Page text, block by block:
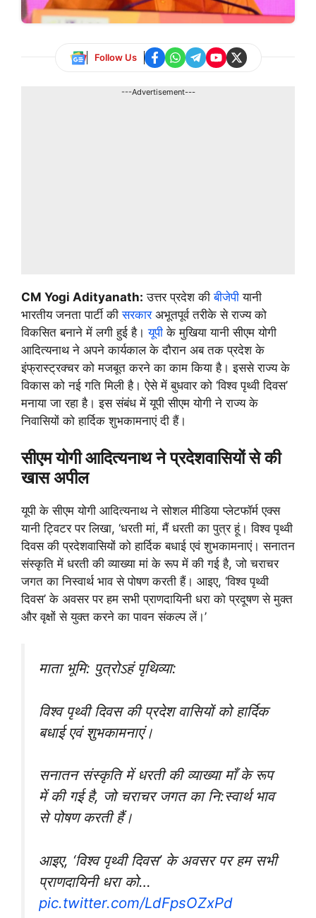
Follow Us
---Advertisement---
CM Yogi Adityanath: उत्तर प्रदेश कीबीजेपी यानी
भारतीय जनता पार्टी कीसरकारअभूतपूर्व तरीके से राज्य को
विकसित बनाने में लगी हुई है।यूपी के मुखिया यानी सीएम योगी
आदित्यनाथ ने अपने कार्यकाल के दौरान अब तक प्रदेश के
इंफ्रास्ट्रक्चर को मजबूत करने का काम किया है। इससे राज्य के
विकास को नई गति मिली है। ऐसे में बुधवार को ‘विश्व पृथ्वी दिवस’
मनाया जा रहा है। इस संबंध में यूपी सीएम योगी ने राज्य के
निवासियों को हार्दिक शुभकामनाएं दी हैं।
सीएम योगी आदित्यनाथ ने प्रदेशवासियों से की
खास अपील
यूपी के सीएम योगी आदित्यनाथ ने सोशल मीडिया प्लेटफॉर्म एक्स
यानी ट्विटर पर लिखा, ‘धरती मां, मैं धरती का पुत्र हूं। विश्व पृथ्वी
दिवस की प्रदेशवासियों को हार्दिक बधाई एवं शुभकामनाएं। सनातन
संस्कृति में धरती की व्याख्या मां के रूप में की गई है, जो चराचर
जगत का निस्वार्थ भाव से पोषण करती हैं। आइए, ‘विश्व पृथ्वी
दिवस’ के अवसर पर हम सभी प्राणदायिनी धरा को प्रदूषण से मुक्त
और वृक्षों से युक्त करने का पावन संकल्प लें।’
माता भूमि: पुत्रोऽहं पृथिव्या:
विश्व पृथ्वी दिवस की प्रदेश वासियों को हार्दिक
बधाई एवं शुभकामनाएं।
सनातन संस्कृति में धरती की व्याख्या माँ के रूप
में की गई है, जो चराचर जगत का नि:स्वार्थ भाव
से पोषण करती हैं।
आइए, ‘विश्व पृथ्वी दिवस’ के अवसर पर हम सभी
प्राणदायिनी धरा को…
pic.twitter.com/LdFpsOZxPd